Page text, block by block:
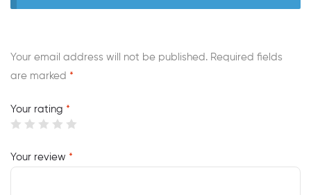
Your email address will not be published. Required fields
are marked *
Your rating *
Your review *